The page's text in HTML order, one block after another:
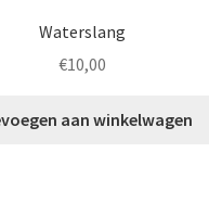
Waterslang
€10,00
aan winkelwagen